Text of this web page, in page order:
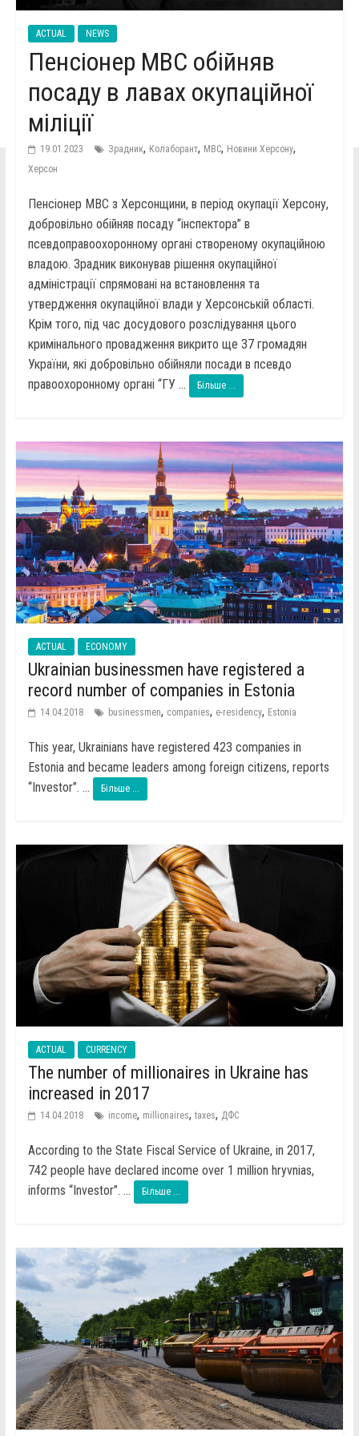
ACTUAL NEWS
Пенсіонер МВС обійняв
посаду в лавах окупаційної
міліції
19.01.2023 Зрадник, Колаборант, МВС, Новини Херсону,
Херсон
Пенсіонер МВС з Херсонщини, в період окупації Херсону,
добровільно обійняв посаду “інспектора” в
псевдоправоохоронному органі створеному окупаційною
владою. Зрадник виконував рішення окупаційної
адміністрації спрямовані на встановлення та
утвердження окупаційної влади у Херсонській області.
Крім того, під час досудового розслідування цього
кримінального провадження викрито ще 37 громадян
України, які добровільно обійняли посади в псевдо
правоохоронному органі “ГУ ...
Більше ...
ACTUAL ECONOMY
Ukrainian businessmen have registered a
record number of companies in Estonia
14.04.2018 businessmen, companies, e-residency, Estonia
This year, Ukrainians have registered 423 companies in
Estonia and became leaders among foreign citizens, reports
“Investor”. ...
Більше ...
ACTUAL CURRENCY
The number of millionaires in Ukraine has
increased in 2017
14.04.2018 income, millionaires, taxes, ДФС
According to the State Fiscal Service of Ukraine, in 2017,
742 people have declared income over 1 million hryvnias,
informs “Investor”. ...
Більше ...